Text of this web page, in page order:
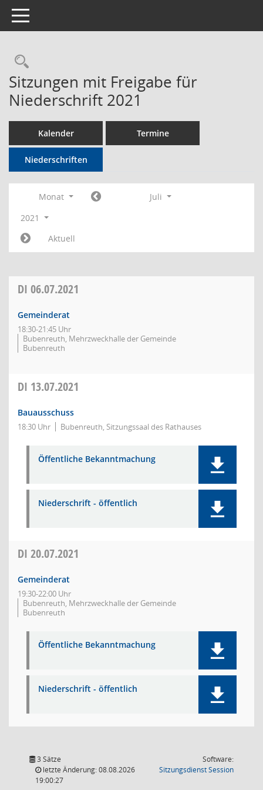
Toggle navigation
Rechercheauswahl
Sitzungen mit Freigabe für
Niederschrift 2021
Kalender Termine
Niederschriften
Monat
Juli
2021
Aktuell
DI 06.07.2021
Gemeinderat
18:30-21:45 Uhr
Bubenreuth, Mehrzweckhalle der Gemeinde
Bubenreuth
DI 13.07.2021
Bauausschuss
18:30 Uhr Bubenreuth, Sitzungssaal des Rathauses
Öffentliche Bekanntmachung
Niederschrift - öffentlich
DI 20.07.2021
Gemeinderat
19:30-22:00 Uhr
Bubenreuth, Mehrzweckhalle der Gemeinde
Bubenreuth
Öffentliche Bekanntmachung
Niederschrift - öffentlich
3 Sätze
letzte Änderung: 08.08.2026
19:00:27
Software:
SitzungsdienstSession(Wird in